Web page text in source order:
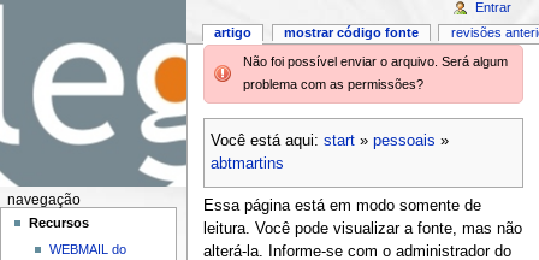
Não foi possível enviar o arquivo. Será algum
problema com as permissões?
Você está aqui: start» pessoais »
abtmartins
Essa página está em modo somente de
leitura. Você pode visualizar a fonte, mas não
alterá-la. Informe-se com o administrador do
artigo mostrar código fonte revisões
Entrar
navegação
Recursos
WEBMAIL do